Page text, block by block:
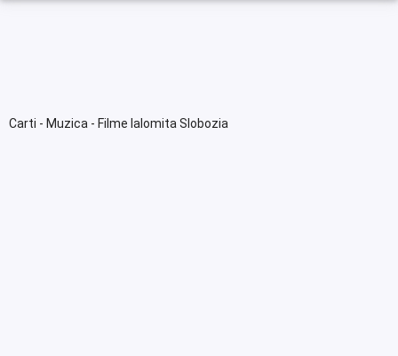
Carti - Muzica - Filme Ialomita Slobozia